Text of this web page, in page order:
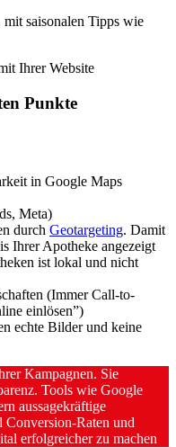
saisonalen Tipps wie
Ihrer Website
Punkte
in Google Maps
Meta)
durch Geotargeting. Damit
Ihrer Apotheke angezeigt
ist lokal und nicht
(Immer Call-to-
einlösen”)
echte Bilder und keine
Kampagnen. Sie
Tools wie Google
aussagekräftige
Raten und
erfolgreicher zu machen